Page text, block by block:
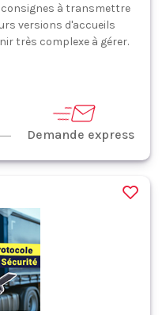
consignes à transmettre
versions d'accueils
très complexe à gérer.
Demande express